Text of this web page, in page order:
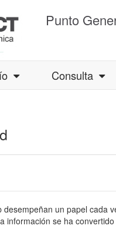
Punto
Consulta
desempeñan un papel cada
información se ha